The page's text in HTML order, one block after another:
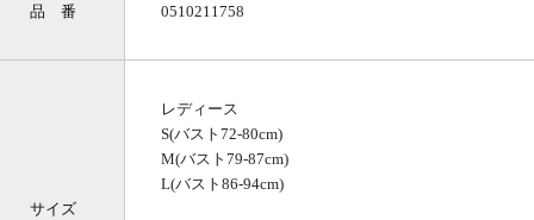
品 番 0510211758
サイズ
レディース
S(バスト72-80cm)
M(バスト79-87cm)
L(バスト86-94cm)